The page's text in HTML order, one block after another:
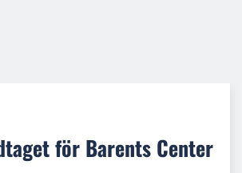
för Barents Center